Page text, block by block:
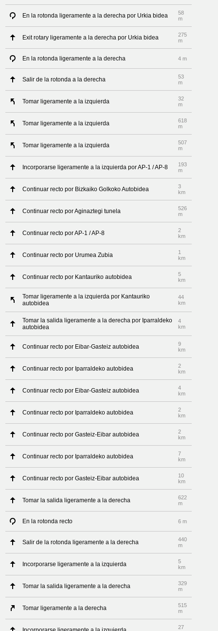
En la rotonda ligeramente a la derecha por Urkia bidea
58
m
Exit rotary ligeramente a la derecha por Urkia bidea
275
m
En la rotonda ligeramente a la derecha 4 m
Salir de la rotonda a la derecha
53
m
Tomar ligeramente a la izquierda
32
m
Tomar ligeramente a la izquierda
618
m
Tomar ligeramente a la izquierda
507
m
Incorporarse ligeramente a la izquierda por AP-1 / AP-8
193
m
Continuar recto por Bizkaiko Golkoko Autobidea
3
km
Continuar recto por Aginaztegi tunela
526
m
Continuar recto por AP-1 / AP-8
2
km
Continuar recto por Urumea Zubia
1
km
Continuar recto por Kantauriko autobidea
5
km
Tomar ligeramente a la izquierda por Kantauriko
autobidea
44
km
Tomar la salida ligeramente a la derecha por Iparraldeko
autobidea
4
km
Continuar recto por Eibar-Gasteiz autobidea
9
km
Continuar recto por Iparraldeko autobidea
2
km
Continuar recto por Eibar-Gasteiz autobidea
4
km
Continuar recto por Iparraldeko autobidea
2
km
Continuar recto por Gasteiz-Eibar autobidea
2
km
Continuar recto por Iparraldeko autobidea
7
km
Continuar recto por Gasteiz-Eibar autobidea
10
km
Tomar la salida ligeramente a la derecha
622
m
En la rotonda recto 6 m
Salir de la rotonda ligeramente a la derecha
440
m
Incorporarse ligeramente a la izquierda
5
km
Tomar la salida ligeramente a la derecha
329
m
Tomar ligeramente a la derecha
515
m
27